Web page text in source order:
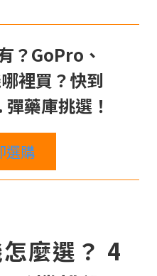
？GoPro、
裡買？快到
藥庫挑選！
選購
麼選？ 4